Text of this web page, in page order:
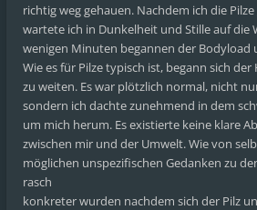
richtig weg gehauen. Nachdem ich die
wartete ich in Dunkelheit und Stille auf die
wenigen Minuten begannen der Bodyload
Wie es für Pilze typisch ist, begann sich
zu weiten. Es war plötzlich normal, nicht
sondern ich dachte zunehmend in dem
um mich herum. Es existierte keine klare
zwischen mir und der Umwelt. Wie von
möglichen unspezifischen Gedanken zu
rasch
konkreter wurden nachdem sich der Pilz